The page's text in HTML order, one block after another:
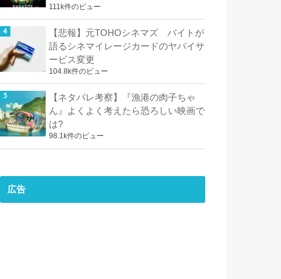
111k件のビュー
【悲報】元TOHOシネマズ バイトが
語るシネマイレージカードのヤバイサ
ービス変更
104.8k件のビュー
【ネタバレ考察】『漁港の肉子ちゃ
ん』よくよく考えたら恐ろしい映画で
は?
98.1k件のビュー
広告